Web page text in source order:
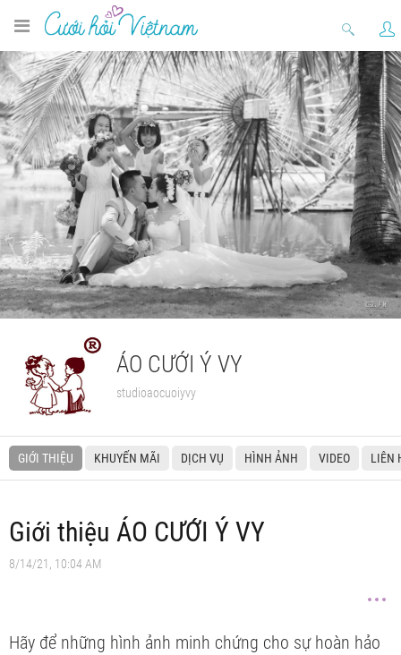
ÁO CƯỚI Ý VY
studioaocuoiyvy
GIỚI THIỆU KHUYẾN MÃI DỊCH VỤ HÌNH ẢNH VIDEO LIÊN
Giới thiệu ÁO CƯỚI Ý VY
8/14/21, 10:04 AM
Hãy để những hình ảnh minh chứng cho sự hoàn hảo